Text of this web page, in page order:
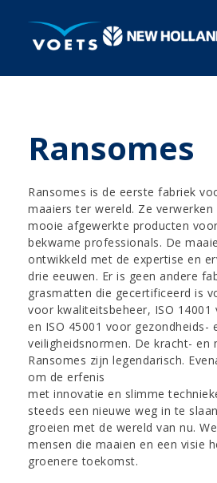
Ransomes
Ransomes is de eerste fabriek
maaiers ter wereld. Ze
mooie afgewerkte producten
bekwame professionals. De
ontwikkeld met de expertise en
drie eeuwen. Er is geen andere
grasmatten die gecertificeerd is
voor kwaliteitsbeheer, ISO
en ISO 45001 voor gezondheids-
veiligheidsnormen. De kracht- en
Ransomes zijn legendarisch.
om de erfenis
met innovatie en slimme
steeds een nieuwe weg in te
groeien met de wereld van nu.
mensen die maaien en een visie
groenere toekomst.